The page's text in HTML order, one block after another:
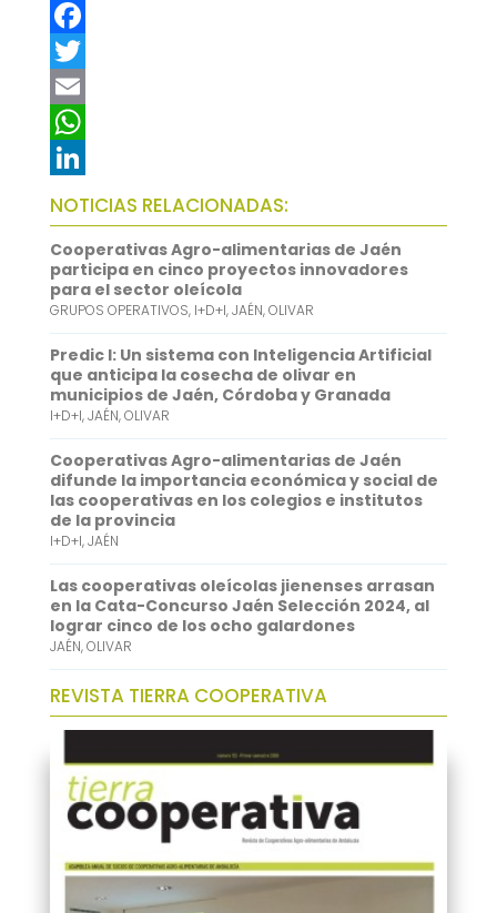
F
a
c
e
b
o
o
k
T
w
t
t
e
r
E
m
a
i
l
W
h
a
t
s
A
p
p
L
i
n
k
e
d
I
n
NOTICIAS RELACIONADAS:
Cooperativas Agro-alimentarias de Jaén
participa en cinco proyectos innovadores
para el sector oleícola
GRUPOS OPERATIVOS, I+D+I,JAÉN,OLIVAR
Predic I: Un sistema con Inteligencia Artificial
que anticipa la cosecha de olivar en
municipios de Jaén, Córdoba y Granada
I+D+I,JAÉN,OLIVAR
Cooperativas Agro-alimentarias de Jaén
difunde la importancia económica y social de
las cooperativas en los colegios e institutos
de la provincia
I+D+I,JAÉN
Las cooperativas oleícolas jienenses arrasan
en la Cata-Concurso Jaén Selección 2024, al
lograr cinco de los ocho galardones
JAÉN,OLIVAR
REVISTA TIERRA COOPERATIVA